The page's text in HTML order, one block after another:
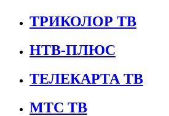
ТРИКОЛОР ТВ
НТВ-ПЛЮС
ТЕЛЕКАРТА ТВ
МТС ТВ